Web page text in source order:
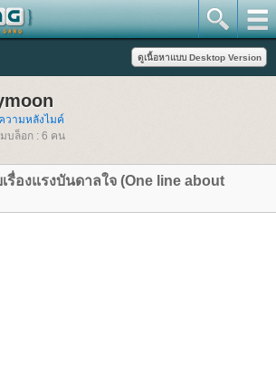
วามหลังไมค์
บล็อก : 6 คน
รื่องแรงบันดาลใจ (One line about